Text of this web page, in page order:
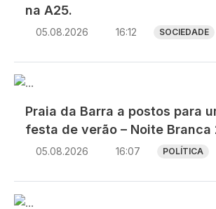
na A25.
05.08.2026 16:12 SOCIEDADE
Imagem
Praia da Barra a postos para
festa de verão – Noite Branca
05.08.2026 16:07 POLÍTICA
Imagem